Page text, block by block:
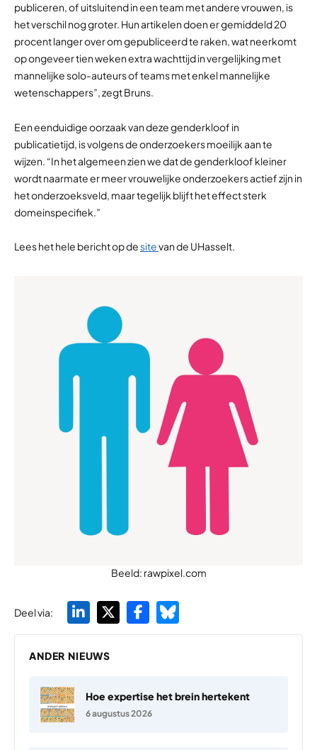
publiceren, of uitsluitend in een team met andere vrouwen, is
het verschil nog groter. Hun artikelen doen er gemiddeld 20
procent langer over om gepubliceerd te raken, wat neerkomt
op ongeveer tien weken extra wachttijd in vergelijking met
mannelijke solo-auteurs of teams met enkel mannelijke
wetenschappers”, zegt Bruns.
Een eenduidige oorzaak van deze genderkloof in
publicatietijd, is volgens de onderzoekers moeilijk aan te
wijzen. “In het algemeen zien we dat de genderkloof kleiner
wordt naarmate er meer vrouwelijke onderzoekers actief zijn in
het onderzoeksveld, maar tegelijk blijft het effect sterk
domeinspecifiek.”
Lees het hele bericht op desitevan de UHasselt.
Beeld: rawpixel.com
Deel via:
ANDER NIEUWS
Hoe expertise het brein hertekent
6 augustus 2026